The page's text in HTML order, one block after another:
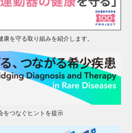
を守る取り組みを紹介します。
をつなぐヒントを提示